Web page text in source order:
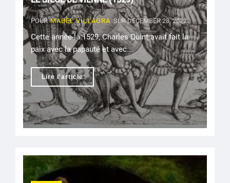
POUR MABEL VILLAGRA SUR DECEMBER 28, 2022
Cette année-là 1529, Charles Quint avait fait la
paix avec la papauté et avec...
Lire l'article